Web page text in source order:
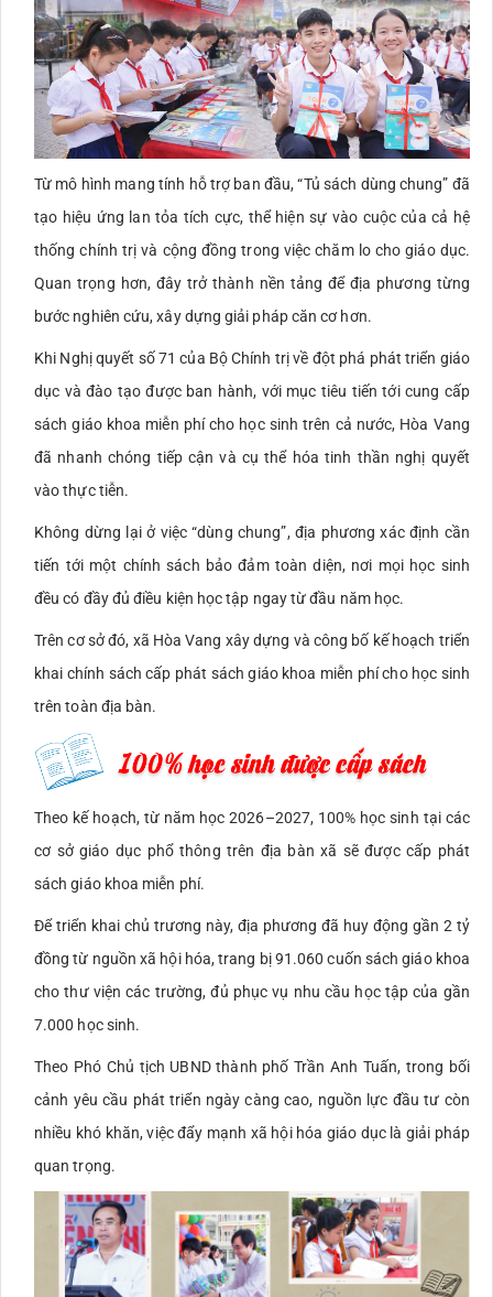
Từ mô hình mang tính hỗ trợ ban đầu, “Tủ sách dùng chung” đã
tạo hiệu ứng lan tỏa tích cực, thể hiện sự vào cuộc của cả hệ
thống chính trị và cộng đồng trong việc chăm lo cho giáo dục.
Quan trọng hơn, đây trở thành nền tảng để địa phương từng
bước nghiên cứu, xây dựng giải pháp căn cơ hơn.
Khi Nghị quyết số 71 của Bộ Chính trị về đột phá phát triển giáo
dục và đào tạo được ban hành, với mục tiêu tiến tới cung cấp
sách giáo khoa miễn phí cho học sinh trên cả nước, Hòa Vang
đã nhanh chóng tiếp cận và cụ thể hóa tinh thần nghị quyết
vào thực tiễn.
Không dừng lại ở việc “dùng chung”, địa phương xác định cần
tiến tới một chính sách bảo đảm toàn diện, nơi mọi học sinh
đều có đầy đủ điều kiện học tập ngay từ đầu năm học.
Trên cơ sở đó, xã Hòa Vang xây dựng và công bố kế hoạch triển
khai chính sách cấp phát sách giáo khoa miễn phí cho học sinh
trên toàn địa bàn.
Theo kế hoạch, từ năm học 2026–2027, 100% học sinh tại các
cơ sở giáo dục phổ thông trên địa bàn xã sẽ được cấp phát
sách giáo khoa miễn phí.
Để triển khai chủ trương này, địa phương đã huy động gần 2 tỷ
đồng từ nguồn xã hội hóa, trang bị 91.060 cuốn sách giáo khoa
cho thư viện các trường, đủ phục vụ nhu cầu học tập của gần
7.000 học sinh.
Theo Phó Chủ tịch UBND thành phố Trần Anh Tuấn, trong bối
cảnh yêu cầu phát triển ngày càng cao, nguồn lực đầu tư còn
nhiều khó khăn, việc đẩy mạnh xã hội hóa giáo dục là giải pháp
quan trọng.